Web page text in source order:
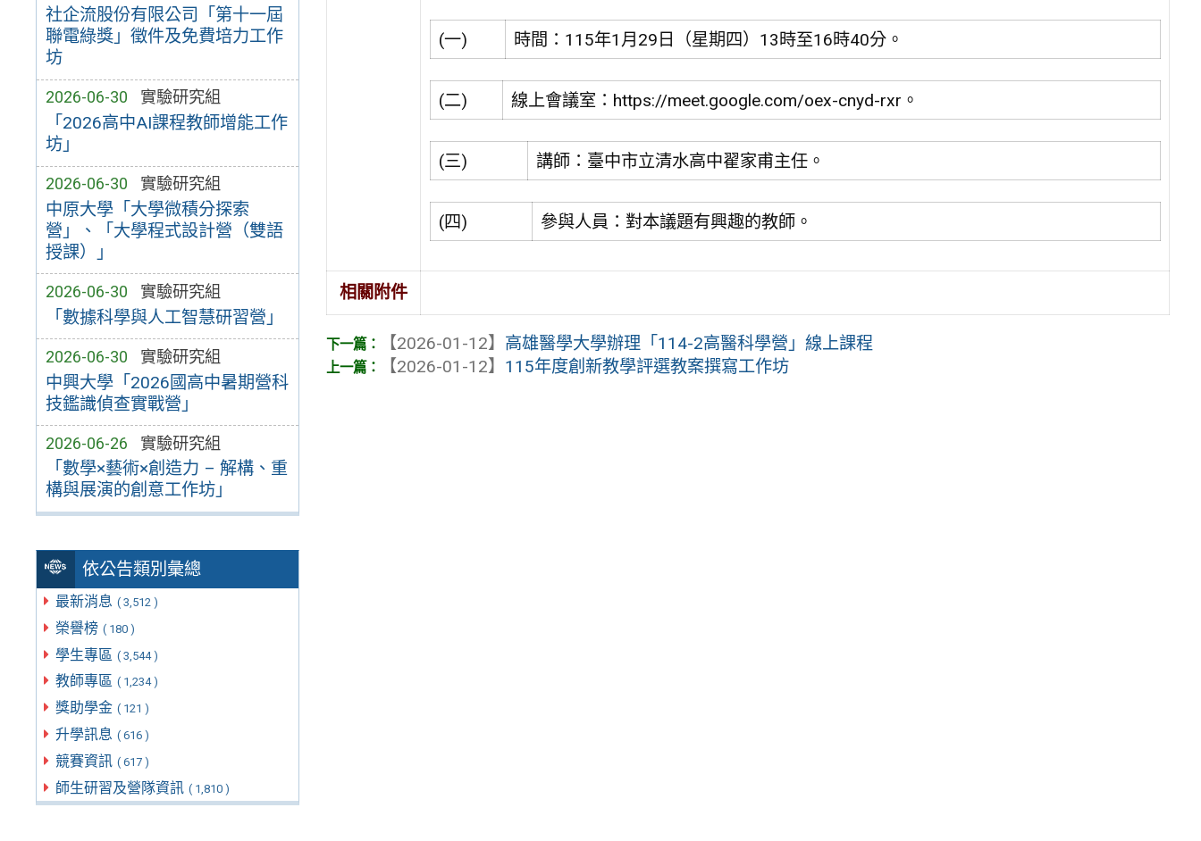
社企流股份有限公司「第十一屆
聯電綠獎」徵件及免費培力工作
坊
2026-06-30 實驗研究組
「2026高中AI課程教師增能工作
坊」
2026-06-30 實驗研究組
中原大學「大學微積分探索
營」、「大學程式設計營（雙語
授課）」
2026-06-30 實驗研究組
「數據科學與人工智慧研習營」
2026-06-30 實驗研究組
中興大學「2026國高中暑期營科
技鑑識偵查實戰營」
2026-06-26 實驗研究組
「數學×藝術×創造力 – 解構、重
構與展演的創意工作坊」
依公告類別彙總
最新消息 ( 3,512 )
榮譽榜 ( 180 )
學生專區 ( 3,544 )
教師專區 ( 1,234 )
獎助學金 ( 121 )
升學訊息 ( 616 )
競賽資訊 ( 617 )
師生研習及營隊資訊 ( 1,810 )
(一) 時間：115年1月29日（星期四）13時至16時40分。
(二) 線上會議室：https://meet.google.com/oex-cnyd-rxr。
(三) 講師：臺中市立清水高中翟家甫主任。
(四) 參與人員：對本議題有興趣的教師。
相關附件
【2026-01-12】 高雄醫學大學辦理「114-2高醫科學營」線上課程
【2026-01-12】 115年度創新教學評選教案撰寫工作坊